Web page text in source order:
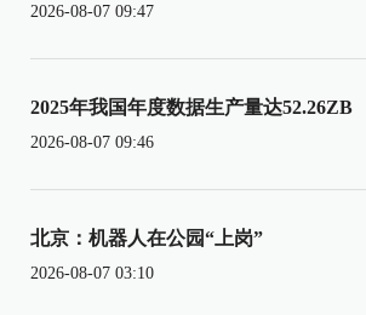
2026-08-07 09:47
2025年我国年度数据生产量达52.26ZB
2026-08-07 09:46
北京：机器人在公园“上岗”
2026-08-07 03:10